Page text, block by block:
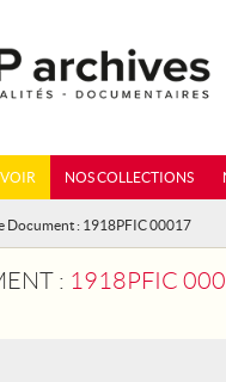
NOS COLLECTIONS
Document : 1918PFIC 00017
: 1918PFIC